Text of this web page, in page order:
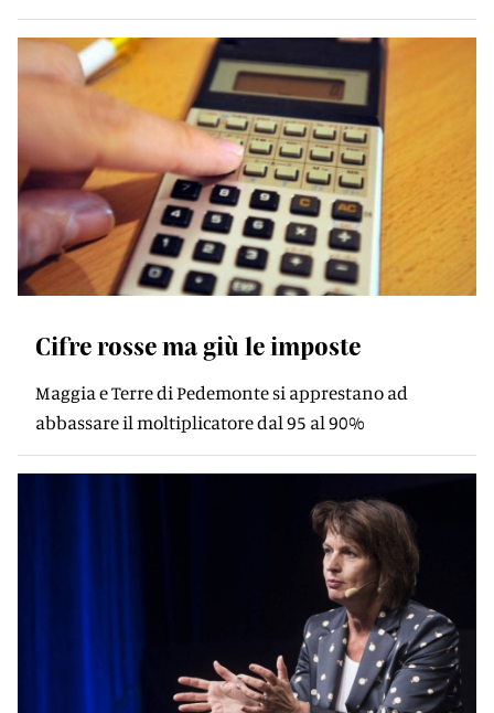
Cifre rosse ma giù le imposte
Maggia e Terre di Pedemonte si apprestano ad
abbassare il moltiplicatore dal 95 al 90%